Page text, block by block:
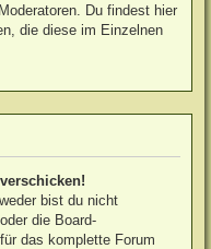
Du findest hier
die diese im Einzelnen
bist du nicht
die Board-
das komplette Forum